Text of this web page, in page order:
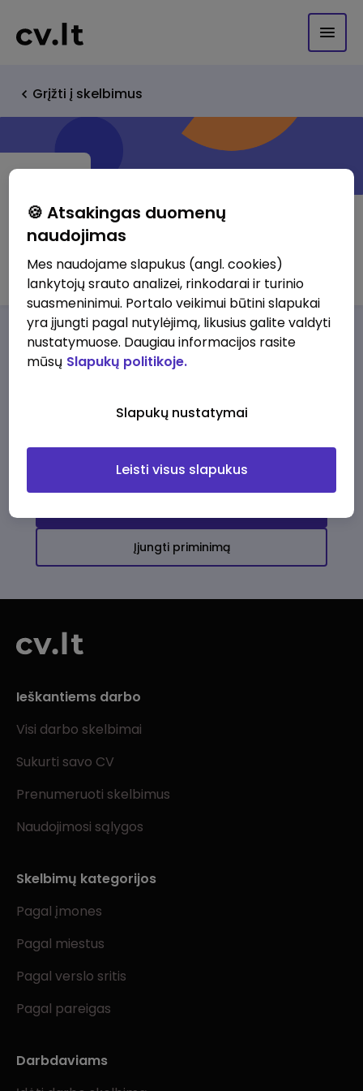
Grįžti į skelbimus
Job TRUST
Darbo pasiūlymaiApie musPrivalumai
darbo pasiūlymų
Įjungti priminimą
Ieškantiems darbo
Visi darbo skelbimai
Sukurti savo CV
Prenumeruoti skelbimus
Naudojimosi sąlygos
Skelbimų kategorijos
Pagal įmones
Pagal miestus
Pagal verslo sritis
Pagal pareigas
Darbdaviams
🍪 Atsakingas duomenų
naudojimas
Mes naudojame slapukus (angl. cookies)
lankytojų srauto analizei, rinkodarai ir turinio
suasmeninimui. Portalo veikimui būtini slapukai
yra įjungti pagal nutylėjimą, likusius galite valdyti
nustatymuose. Daugiau informacijos rasite
mūsų Slapukų politikoje.
Slapukų nustatymai
Leisti visus slapukus